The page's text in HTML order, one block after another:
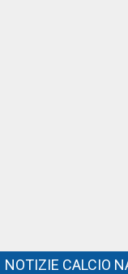
NOTIZIE CALCIO